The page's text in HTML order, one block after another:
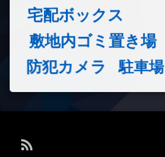
宅配ボックス
敷地内ゴミ置き場
防犯カメラ 駐車場
RSS